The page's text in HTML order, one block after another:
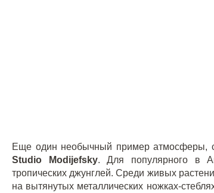
Еще один необычный пример атмосферы,
Studio Modijefsky. Для популярного в
тропических джунглей. Среди живых
на вытянутых металлических ножках-